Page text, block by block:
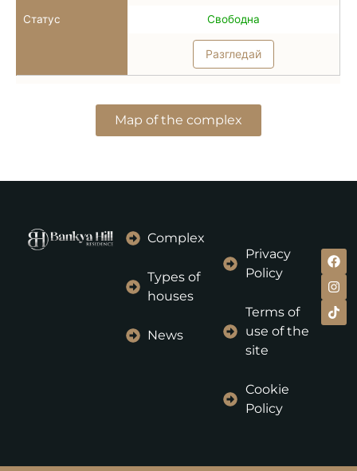
Статус Свободна
Разгледай
Map of the complex
Complex
Types of
houses
News
Privacy
Policy
Terms of
use of the
site
Cookie
Policy